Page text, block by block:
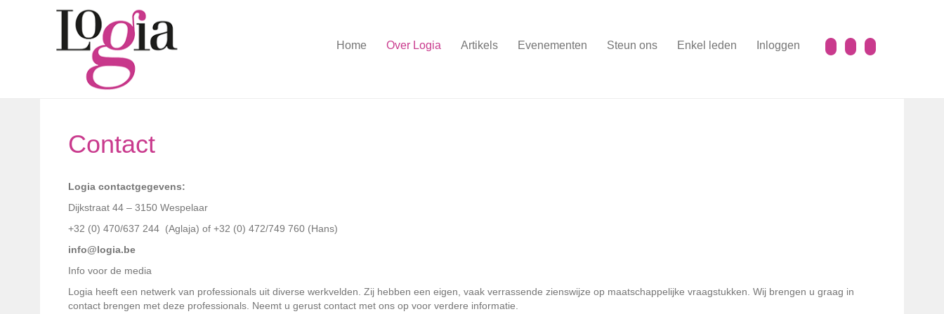
Home Over Logia Artikels Evenementen Steun ons Enkel leden Inloggen
Contact
Logia contactgegevens:
Dijkstraat 44 – 3150 Wespelaar
+32 (0) 470/637 244 (Aglaja) of +32 (0) 472/749 760 (Hans)
info@logia.be
Info voor de media
Logia heeft een netwerk van professionals uit diverse werkvelden. Zij hebben een eigen, vaak verrassende zienswijze op maatschappelijke vraagstukken. Wij brengen u graag in
contact brengen met deze professionals. Neemt u gerust contact met ons op voor verdere informatie.